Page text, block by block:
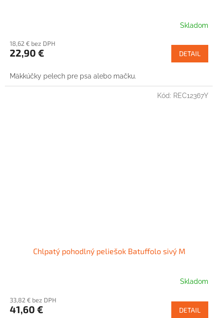
Skladom
18,62 € bez DPH
22,90 € DETAIL
Mäkkúčky pelech pre psa alebo mačku.
Chlpatý pohodlný peliešok Batuffolo sivý M
Skladom
33,82 € bez DPH
41,60 € DETAIL
Kód: REC12367Y